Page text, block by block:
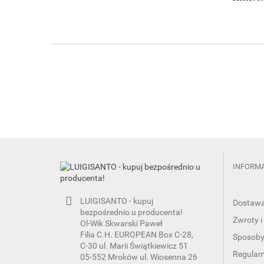
LUIGISANTO - kupuj
bezpośrednio u producenta!
Ol-Wik Skwarski Paweł
Filia C.H. EUROPEAN Box C-28,
C-30 ul. Marii Świątkiewicz 51
05-552 Mroków ul. Wiosenna 26
Zwroty i